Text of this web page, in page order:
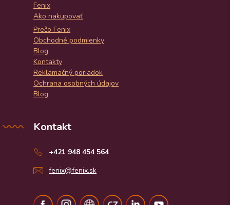
Fenix
Ako nakupovať
Prečo Fenix
Obchodné podmienky
Blog
Kontakty
Reklamačný poriadok
Ochrana osobných údajov
Blog
Kontakt
+421 948 454 564
fenix@fenix.sk